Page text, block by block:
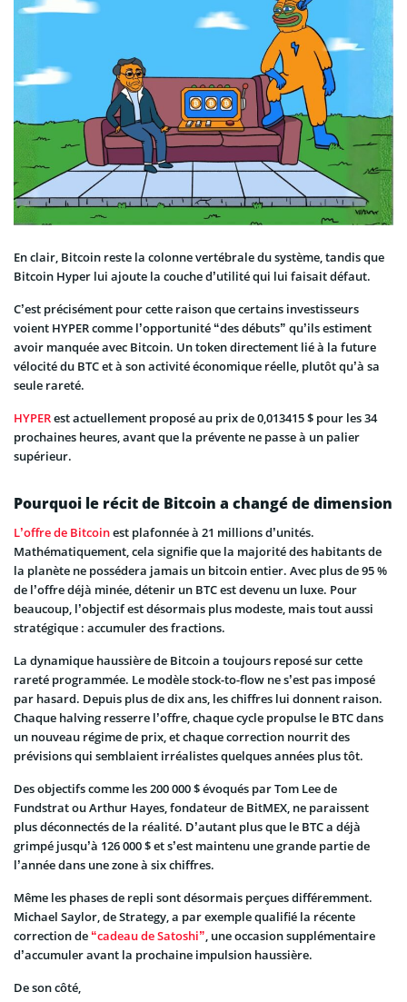
En clair, Bitcoin reste la colonne vertébrale du système, tandis que
Bitcoin Hyper lui ajoute la couche d’utilité qui lui faisait défaut.
C’est précisément pour cette raison que certains investisseurs
voient HYPER comme l’opportunité “des débuts” qu’ils estiment
avoir manquée avec Bitcoin. Un token directement lié à la future
vélocité du BTC et à son activité économique réelle, plutôt qu’à sa
seule rareté.
HYPERest actuellement proposé au prix de 0,013415 $ pour les 34
prochaines heures, avant que la prévente ne passe à un palier
supérieur.
Pourquoi le récit de Bitcoin a changé de dimension
L’offre de Bitcoinest plafonnée à 21 millions d’unités.
Mathématiquement, cela signifie que la majorité des habitants de
la planète ne possédera jamais un bitcoin entier. Avec plus de 95 %
de l’offre déjà minée, détenir un BTC est devenu un luxe. Pour
beaucoup, l’objectif est désormais plus modeste, mais tout aussi
stratégique : accumuler des fractions.
La dynamique haussière de Bitcoin a toujours reposé sur cette
rareté programmée. Le modèle stock-to-flow ne s’est pas imposé
par hasard. Depuis plus de dix ans, les chiffres lui donnent raison.
Chaque halving resserre l’offre, chaque cycle propulse le BTC dans
un nouveau régime de prix, et chaque correction nourrit des
prévisions qui semblaient irréalistes quelques années plus tôt.
Des objectifs comme les 200 000 $ évoqués par Tom Lee de
Fundstrat ou Arthur Hayes, fondateur de BitMEX, ne paraissent
plus déconnectés de la réalité. D’autant plus que le BTC a déjà
grimpé jusqu’à 126 000 $ et s’est maintenu une grande partie de
l’année dans une zone à six chiffres.
Même les phases de repli sont désormais perçues différemment.
Michael Saylor, de Strategy, a par exemple qualifié la récente
correction de “cadeau de Satoshi”, une occasion supplémentaire
d’accumuler avant la prochaine impulsion haussière.
De son côté,